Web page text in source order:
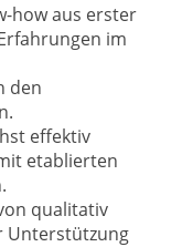
how aus erster
im
den
effektiv
etablierten
qualitativ
Unterstützung